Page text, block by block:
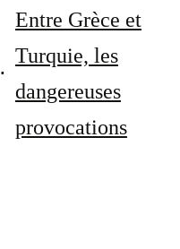
Entre Grèce et
Turquie, les
dangereuses
provocations